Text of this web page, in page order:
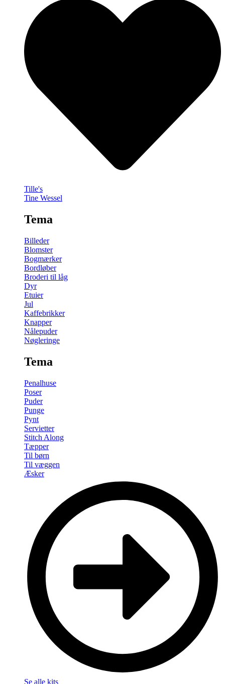
Tille's
Tine Wessel
Tema
Billeder
Blomster
Bogmærker
Bordløber
Broderi til låg
Dyr
Etuier
Jul
Kaffebrikker
Knapper
Nålepuder
Nøgleringe
Tema
Penalhuse
Poser
Puder
Punge
Pynt
Servietter
Stitch Along
Tæpper
Til børn
Til væggen
Æsker
Se alle kits